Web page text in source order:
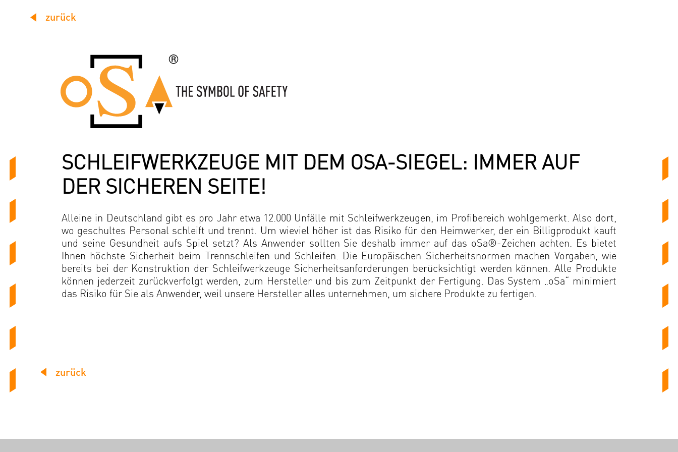
zurück
SCHLEIFWERKZEUGE MIT DEM OSA-SIEGEL: IMMER AUF
DER SICHEREN SEITE!
Alleine in Deutschland gibt es pro Jahr etwa 12.000 Unfälle mit Schleifwerkzeugen, im Profibereich wohlgemerkt. Also dort,
wo geschultes Personal schleift und trennt. Um wieviel höher ist das Risiko für den Heimwerker, der ein Billigprodukt kauft
und seine Gesundheit aufs Spiel setzt? Als Anwender sollten Sie deshalb immer auf das oSa®-Zeichen achten. Es bietet
Ihnen höchste Sicherheit beim Trennschleifen und Schleifen. Die Europäischen Sicherheitsnormen machen Vorgaben, wie
bereits bei der Konstruktion der Schleifwerkzeuge Sicherheitsanforderungen berücksichtigt werden können. Alle Produkte
können jederzeit zurückverfolgt werden, zum Hersteller und bis zum Zeitpunkt der Fertigung. Das System „oSa“ minimiert
das Risiko für Sie als Anwender, weil unsere Hersteller alles unternehmen, um sichere Produkte zu fertigen.
zurück